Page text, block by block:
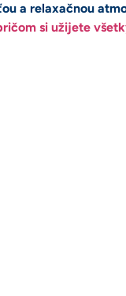
a relaxačnou
si užijete